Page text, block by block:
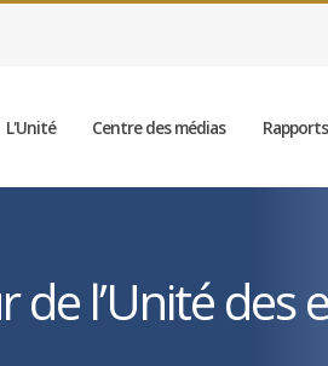
L'Unité Centre des médias
l’Unité des